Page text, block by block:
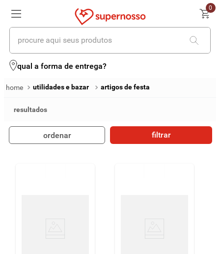
0
procure aqui seus produtos
qual a forma de entrega?
utilidades e bazar artigos de festa
ordenar filtrar
termos mais buscados
4º iogurte